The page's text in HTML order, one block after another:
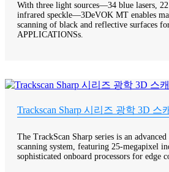
With three light sources—34 blue lasers,
infrared speckle—3DeVOK MT enables
scanning of black and reflective surfaces
APPLICATIONSs.
Trackscan Sharp 시리즈 광학 3D 스
The TrackScan Sharp series is an
scanning system, featuring 25-megapixel
sophisticated onboard processors for edge